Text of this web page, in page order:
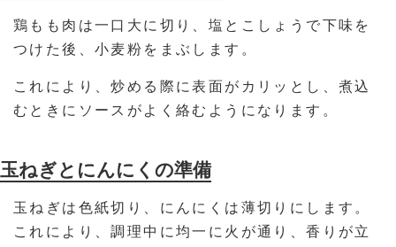
鶏もも肉は一口大に切り、塩とこしょうで下味を
つけた後、小麦粉をまぶします。
これにより、炒める際に表面がカリッとし、煮込
むときにソースがよく絡むようになります。
玉ねぎとにんにくの準備
玉ねぎは色紙切り、にんにくは薄切りにします。
これにより、調理中に均一に火が通り、香りが立